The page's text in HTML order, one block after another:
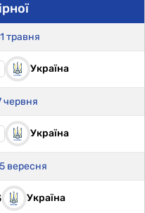
травня
Україна
червня
Україна
вересня
Україна